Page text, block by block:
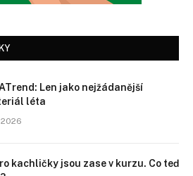
Len jako nejžádanější
léta
2026
kachličky jsou zase v kurzu. Co teď